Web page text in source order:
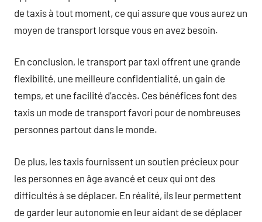
de taxis à tout moment, ce qui assure que vous aurez un
moyen de transport lorsque vous en avez besoin.
En conclusion, le transport par taxi offrent une grande
flexibilité, une meilleure confidentialité, un gain de
temps, et une facilité d’accès. Ces bénéfices font des
taxis un mode de transport favori pour de nombreuses
personnes partout dans le monde.
De plus, les taxis fournissent un soutien précieux pour
les personnes en âge avancé et ceux qui ont des
difficultés à se déplacer. En réalité, ils leur permettent
de garder leur autonomie en leur aidant de se déplacer